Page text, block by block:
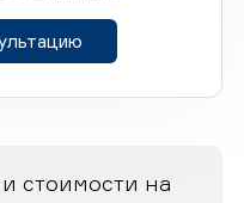
стоимости на